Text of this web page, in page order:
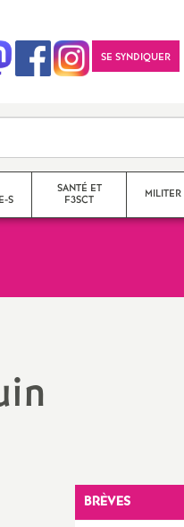
SE SYNDIQUER
S
SANTÉ ET
F3SCT
MILITER
GroupeLGBTQIA
BRÈVES